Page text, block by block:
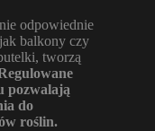
odpowiednie
balkony czy
tworzą
pozwalają
do
roślin.